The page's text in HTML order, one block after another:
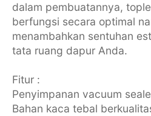
dalam pembuatannya,
berfungsi secara optimal
menambahkan sentuhan
tata ruang dapur Anda.
Fitur :
Penyimpanan vacuum
Bahan kaca tebal